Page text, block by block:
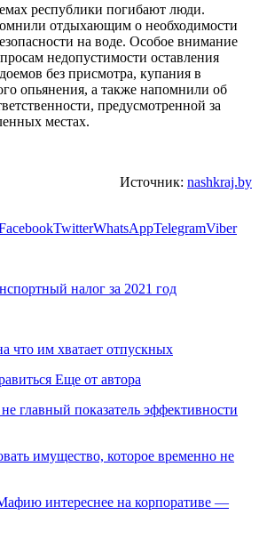
республики погибают люди.
отдыхающим о необходимости
на воде. Особое внимание
недопустимости оставления
без присмотра, купания в
опьянения, а также напомнили об
предусмотренной за
местах.
Источник: nashkraj.by
TwitterWhatsAppTelegramViber
налог за 2021 год
что им хватает отпускных
Еще от автора
главный показатель эффективности
имущество, которое временно не
интереснее на корпоративе —